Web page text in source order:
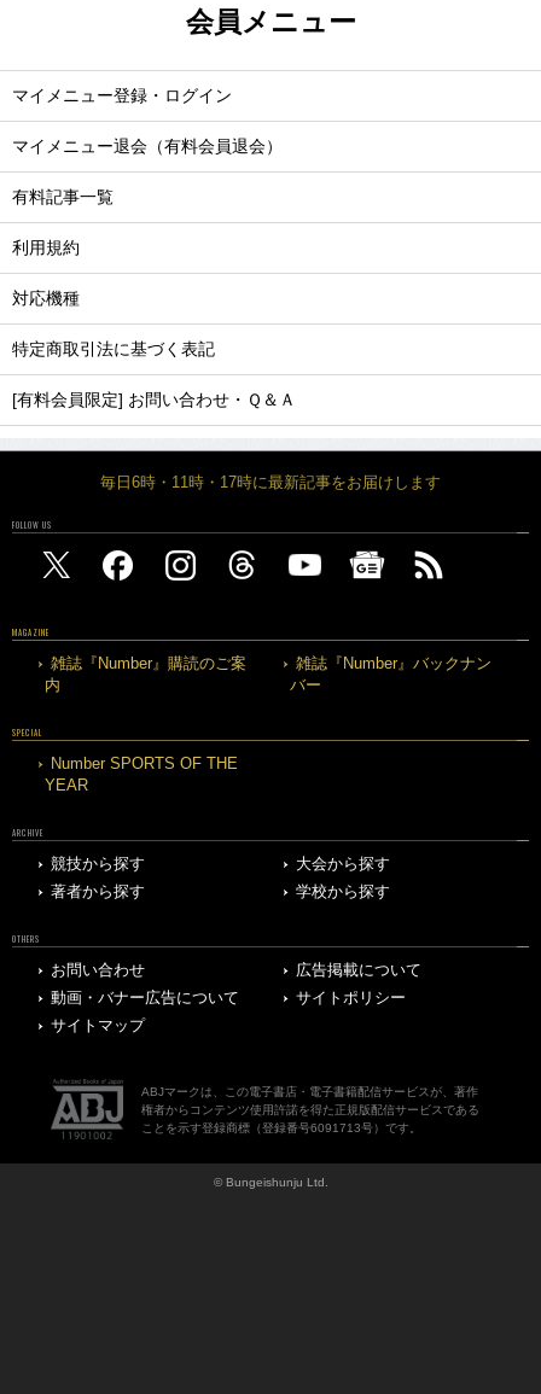
会員メニュー
マイメニュー登録・ログイン
マイメニュー退会（有料会員退会）
有料記事一覧
利用規約
対応機種
特定商取引法に基づく表記
[有料会員限定] お問い合わせ・Ｑ＆Ａ
毎日6時・11時・17時に最新記事をお届けします
FOLLOW US
MAGAZINE
雑誌『Number』購読のご案
内
雑誌『Number』バックナン
バー
SPECIAL
Number SPORTS OF THE
YEAR
ARCHIVE
競技から探す
大会から探す
著者から探す
学校から探す
OTHERS
お問い合わせ
広告掲載について
動画・バナー広告について
サイトポリシー
サイトマップ
ABJマークは、この電子書店・電子書籍配信サービスが、著作
権者からコンテンツ使用許諾を得た正規版配信サービスである
ことを示す登録商標（登録番号6091713号）です。
© Bungeishunju Ltd.